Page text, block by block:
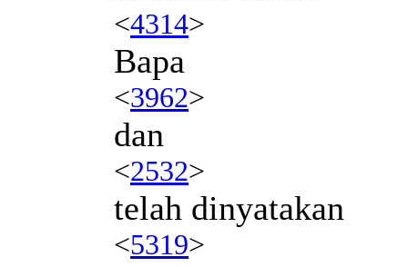
<4314>
Bapa
<3962>
dan
<2532>
telah dinyatakan
<5319>